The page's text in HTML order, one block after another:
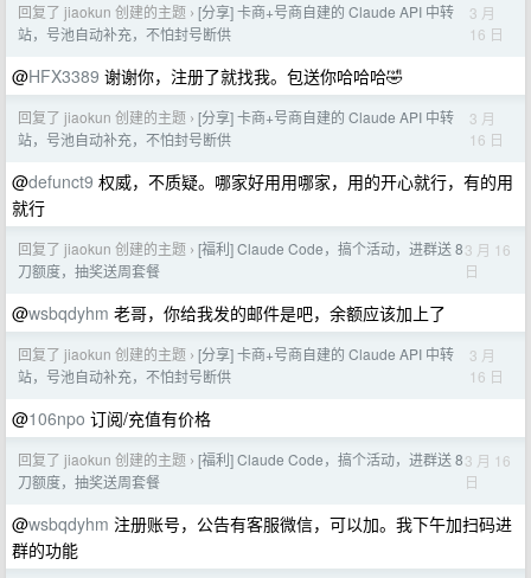
回复了 jiaokun 创建的主题 › [分享] 卡商+号商自建的 Claude API 中转
站，号池自动补充，不怕封号断供
3 月
16 日
@HFX3389 谢谢你，注册了就找我。包送你哈哈哈🤣
回复了 jiaokun 创建的主题 › [分享] 卡商+号商自建的 Claude API 中转
站，号池自动补充，不怕封号断供
3 月
16 日
@defunct9 权威，不质疑。哪家好用用哪家，用的开心就行，有的用
就行
回复了 jiaokun 创建的主题 › [福利] Claude Code，搞个活动，进群送 8
刀额度，抽奖送周套餐
3 月 16
日
@wsbqdyhm 老哥，你给我发的邮件是吧，余额应该加上了
回复了 jiaokun 创建的主题 › [分享] 卡商+号商自建的 Claude API 中转
站，号池自动补充，不怕封号断供
3 月
16 日
@106npo 订阅/充值有价格
回复了 jiaokun 创建的主题 › [福利] Claude Code，搞个活动，进群送 8
刀额度，抽奖送周套餐
3 月 16
日
@wsbqdyhm 注册账号，公告有客服微信，可以加。我下午加扫码进
群的功能